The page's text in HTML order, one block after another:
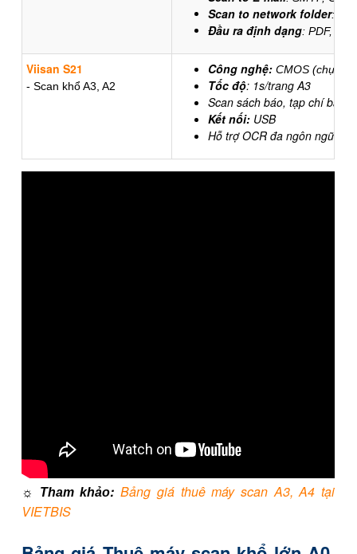
Scan to network folder:
Đầu ra định dạng: PDF,
Viisan S21
- Scan khổ A3, A2
Công nghệ: CMOS (chụp
Tốc độ: 1s/trang A3
Scan sách báo, tạp chí bản
Kết nối: USB
Hỗ trợ OCR đa ngôn ngữ,
☼ Tham khảo:Bảng giá thuê máy scan A3, A4 tại
VIETBIS